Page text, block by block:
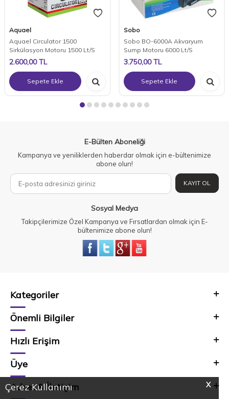
X
Çerez Kullanımı
Aquael
Aquael Circulator 1500
Sirkülasyon Motoru 1500 Lt/S
2.600,00TL
Sepete Ekle
Sobo
Sobo BO-6000A Akvaryum
Sump Motoru 6000 Lt/S
3.750,00TL
Sepete Ekle
E-Bülten Aboneliği
Kampanya ve yeniliklerden haberdar olmak için e-bültenimize
abone olun!
KAYIT OL
Sosyal Medya
Takipçilerimize Özel Kampanya ve Fırsatlardan olmak için E-
bültenimize abone olun!
Kategoriler
Önemli Bilgiler
Hızlı Erişim
Üye
Adres & İletişim